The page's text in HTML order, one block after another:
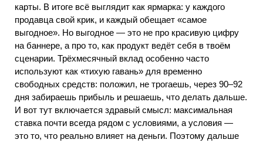
карты. В итоге всё выглядит как ярмарка: у каждого
продавца свой крик, и каждый обещает «самое
выгодное». Но выгодное — это не про красивую цифру
на баннере, а про то, как продукт ведёт себя в твоём
сценарии. Трёхмесячный вклад особенно часто
используют как «тихую гавань» для временно
свободных средств: положил, не трогаешь, через 90–92
дня забираешь прибыль и решаешь, что делать дальше.
И вот тут включается здравый смысл: максимальная
ставка почти всегда рядом с условиями, а условия —
это то, что реально влияет на деньги. Поэтому дальше